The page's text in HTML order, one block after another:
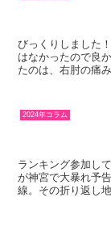
びっくりしました
はなかったので良
たのは、右肘の痛
2024年コラム
ランキング参加し
が神宮で大暴れ予
線。その折り返し
い。17日からのヤ